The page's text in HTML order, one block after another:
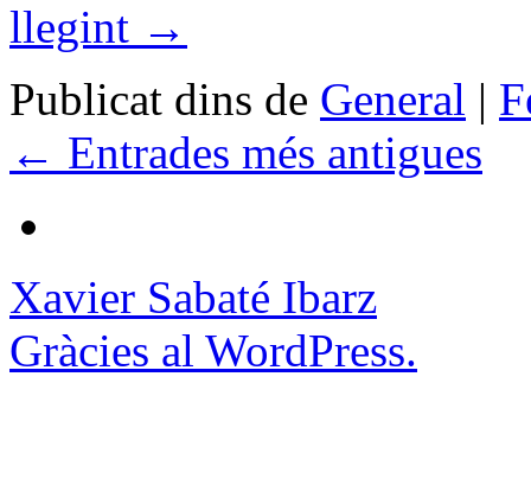
llegint →
Publicat dins de General |
← Entrades més antigues
Xavier Sabaté Ibarz
Gràcies al WordPress.